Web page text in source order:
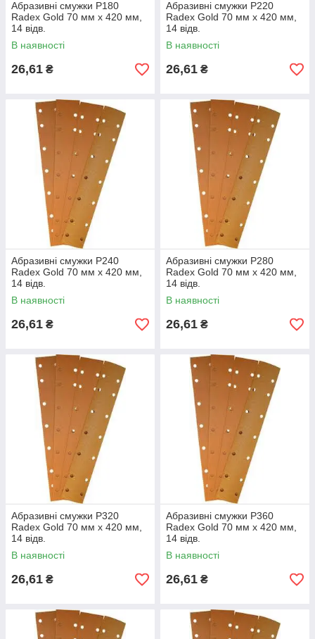
Абразивні смужки Р180
Radex Gold 70 мм х 420 мм,
14 відв.
В наявності
26,61 ₴
Абразивні смужки Р220
Radex Gold 70 мм х 420 мм,
14 відв.
В наявності
26,61 ₴
Абразивні смужки Р240
Radex Gold 70 мм х 420 мм,
14 відв.
В наявності
26,61 ₴
Абразивні смужки Р280
Radex Gold 70 мм х 420 мм,
14 відв.
В наявності
26,61 ₴
Абразивні смужки Р320
Radex Gold 70 мм х 420 мм,
14 відв.
В наявності
26,61 ₴
Абразивні смужки Р360
Radex Gold 70 мм х 420 мм,
14 відв.
В наявності
26,61 ₴